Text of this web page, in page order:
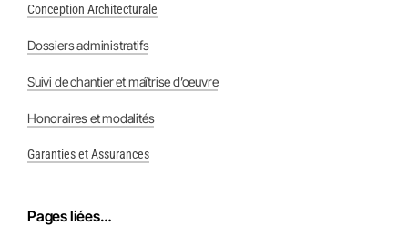
Conception Architecturale
Dossiers administratifs
Suivi de chantier et maîtrise d’oeuvre
Honoraires et modalités
Garanties et Assurances
Pages liées…